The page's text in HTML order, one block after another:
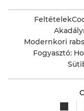
Feltételek
Modernkori
Fogyasztó: